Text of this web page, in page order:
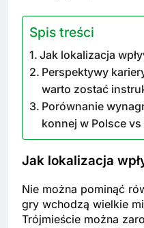
Spis treści
Jak lokalizacja
Perspektywy
warto zostać
Porównanie
konnej w Polsce
Jak lokalizacja
Nie można pominąć
gry wchodzą wielkie
Trójmieście można